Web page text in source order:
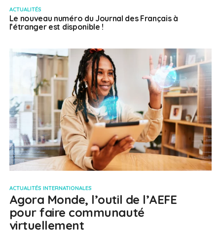
ACTUALITÉS
Le nouveau numéro du Journal des Français à
l’étranger est disponible !
ACTUALITÉS INTERNATIONALES
Agora Monde, l’outil de l’AEFE
pour faire communauté
virtuellement